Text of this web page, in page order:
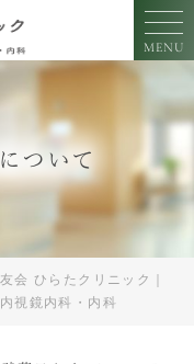
MENU
ついて
会 ひらたクリニック｜
視鏡内科・内科